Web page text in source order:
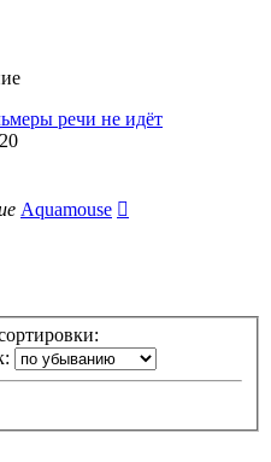
речи не идёт
Aquamouse